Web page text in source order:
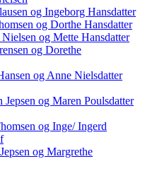
og Ingeborg Hansdatter
og Dorthe Hansdatter
og Mette Hansdatter
og Dorethe
og Anne Nielsdatter
Jepsen og Maren Poulsdatter
og Inge/ Ingerd
og Margrethe